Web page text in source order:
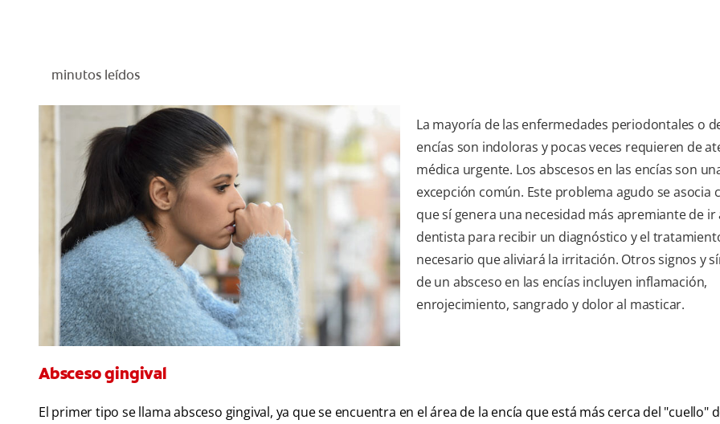
minutos leídos
La mayoría de las enfermedades periodontales o
encías son indoloras y pocas veces requieren de
médica urgente. Los abscesos en las encías son
excepción común. Este problema agudo se asocia
que sí genera una necesidad más apremiante de ir
dentista para recibir un diagnóstico y el
necesario que aliviará la irritación. Otros signos y
de un absceso en las encías incluyen inflamación,
enrojecimiento, sangrado y dolor al masticar.
Absceso gingival
El primer tipo se llama absceso gingival, ya que se encuentra en el área de la encía que está más cerca del "cuello"